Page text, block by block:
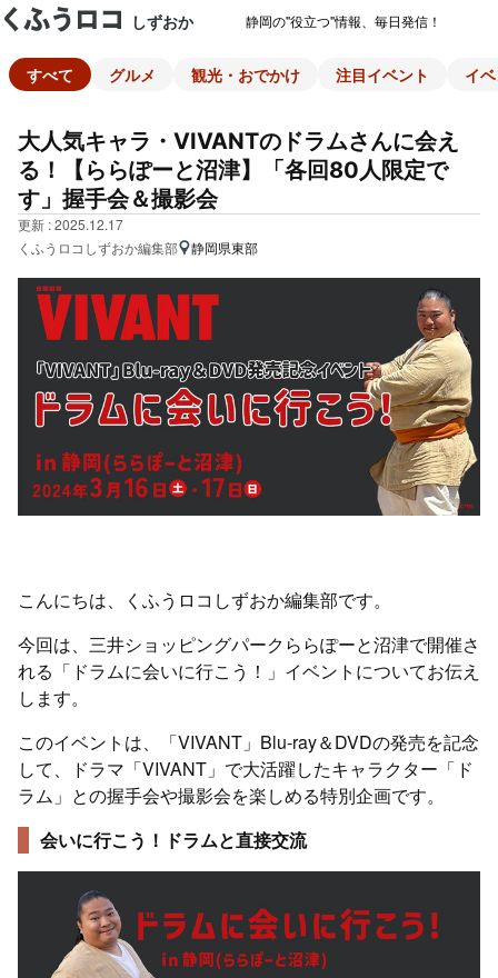
しずおか 静岡の"役立つ"情報、毎日発信！
すべて グルメ 観光・おでかけ 注目イベント イ
大人気キャラ・VIVANTのドラムさんに会え
る！【ららぽーと沼津】「各回80人限定で
す」握手会＆撮影会
更新 : 2025.12.17
くふうロコしずおか編集部
静岡県東部
こんにちは、くふうロコしずおか編集部です。
今回は、三井ショッピングパークららぽーと沼津で開催さ
れる「ドラムに会いに行こう！」イベントについてお伝え
します。
このイベントは、「VIVANT」Blu-ray＆DVDの発売を記念
して、ドラマ「VIVANT」で大活躍したキャラクター「ド
ラム」との握手会や撮影会を楽しめる特別企画です。
会いに行こう！ドラムと直接交流